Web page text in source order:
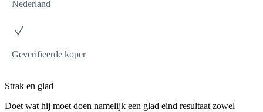
Nederland
Geverifieerde koper
Strak en glad
Doet wat hij moet doen namelijk een glad eind resultaat zowel